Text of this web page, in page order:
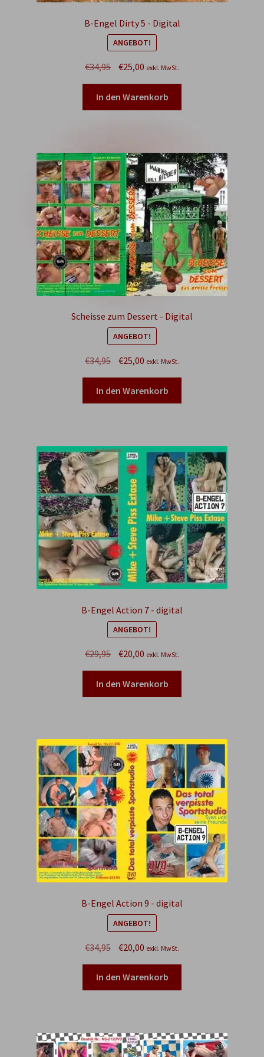
B-Engel Dirty 5 - Digital
ANGEBOT!
€34,95
Ursprünglicher
Preis
war:
€34,95
€25,00Aktueller
Preis
ist:
€25,00.
exkl. MwSt.
In den Warenkorb
Scheisse zum Dessert - Digital
ANGEBOT!
€34,95
Ursprünglicher
war:
€34,95
€25,00Aktueller
ist:
€25,00.
exkl. MwSt.
In den Warenkorb
B-Engel Action 7 - digital
ANGEBOT!
€29,95
Ursprünglicher
Preis
war:
€29,95
€20,00Aktueller
Preis
ist:
€20,00.
exkl. MwSt.
In den Warenkorb
B-Engel Action 9 - digital
ANGEBOT!
€34,95
Ursprünglicher
war:
€34,95
€20,00Aktueller
ist:
€20,00.
exkl. MwSt.
In den Warenkorb